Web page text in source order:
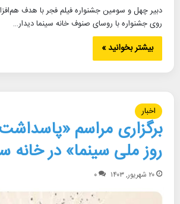
دبیر چهل و سومین جشنواره فیلم فجر با هدف
روی جشنواره با روسای صنوف خانه سینما دیدار…
بیشتر بخوانید »
اخبار
برگزاری مراسم
روز ملی سینما» در خانه
۲۰ شهریور, ۱۴۰۳ ۰